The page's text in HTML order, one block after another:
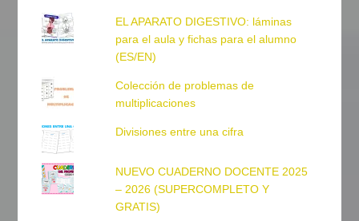
EL APARATO DIGESTIVO: láminas
para el aula y fichas para el alumno
(ES/EN)
Colección de problemas de
multiplicaciones
Divisiones entre una cifra
NUEVO CUADERNO DOCENTE 2025
– 2026 (SUPERCOMPLETO Y
GRATIS)